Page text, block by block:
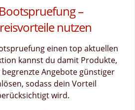
–
nutzen
einen top aktuellen
kannst du damit Produkte,
Angebote günstiger
sodass dein Vorteil
wird.